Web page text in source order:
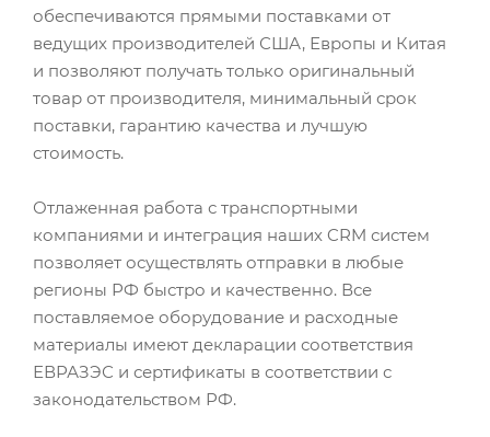
обеспечиваются прямыми поставками от
ведущих производителей США, Европы и Китая
и позволяют получать только оригинальный
товар от производителя, минимальный срок
поставки, гарантию качества и лучшую
стоимость.
Отлаженная работа с транспортными
компаниями и интеграция наших CRM систем
позволяет осуществлять отправки в любые
регионы РФ быстро и качественно. Все
поставляемое оборудование и расходные
материалы имеют декларации соответствия
ЕВРАЗЭС и сертификаты в соответствии с
законодательством РФ.